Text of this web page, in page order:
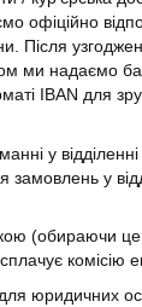
офіційно
Після
ми надаємо
IBAN для
у
замовлень у
(обираючи
комісію
юридичних